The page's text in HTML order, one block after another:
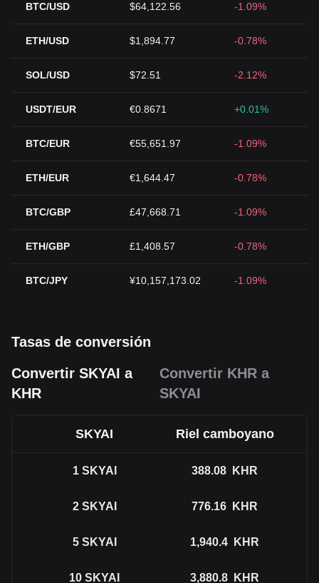
BTC/USD $64,122.56 -1.09%
ETH/USD $1,894.77 -0.78%
SOL/USD $72.51 -2.12%
USDT/EUR €0.8671 +0.01%
BTC/EUR €55,651.97 -1.09%
ETH/EUR €1,644.47 -0.78%
BTC/GBP £47,668.71 -1.09%
ETH/GBP £1,408.57 -0.78%
BTC/JPY ¥10,157,173.02 -1.09%
Tasas de conversión
Convertir SKYAI a
KHR
Convertir KHR a
SKYAI
SKYAI Riel camboyano
1 SKYAI 388.08 KHR
2 SKYAI 776.16 KHR
5 SKYAI 1,940.4 KHR
10 SKYAI 3,880.8 KHR